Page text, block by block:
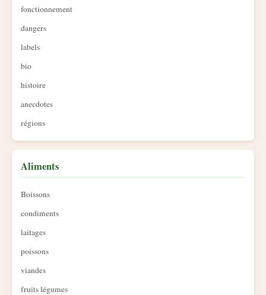
fonctionnement
dangers
labels
bio
histoire
anecdotes
régions
Aliments
Boissons
condiments
laitages
poissons
viandes
fruits légumes